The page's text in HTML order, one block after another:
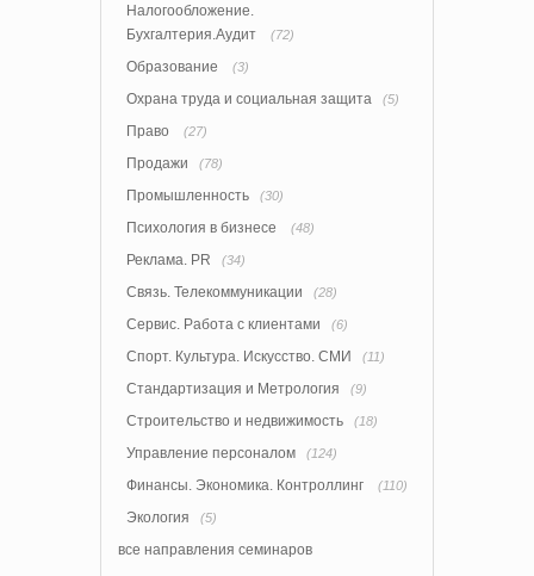
Налогообложение.
Бухгалтерия.Аудит
(72)
Образование (3)
Охрана труда и социальная защита (5)
Право (27)
Продажи (78)
Промышленность (30)
Психология в бизнесе (48)
Реклама. PR (34)
Связь. Телекоммуникации (28)
Сервис. Работа с клиентами (6)
Спорт. Культура. Искусство. СМИ (11)
Стандартизация и Метрология (9)
Строительство и недвижимость (18)
Управление персоналом (124)
Финансы. Экономика. Контроллинг (110)
Экология (5)
все направления семинаров